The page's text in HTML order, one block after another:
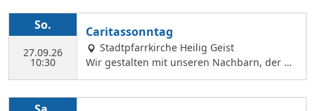
Gestaltung durch den Kirchenchor Laetare, l
eckere Speisen, Fassbier und Weinbar. Kind
erprogramm Wir freuen uns auf dich!
So.
27.09.26
10:30
Caritassonntag
Stadtpfarrkirche Heilig Geist
Wir gestalten mit unseren Nachbarn, der Ca
ritasstation den Gottesdienst.